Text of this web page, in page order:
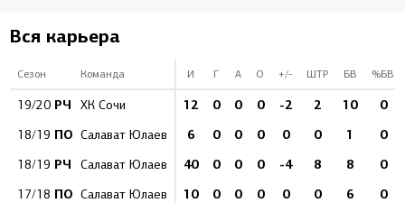
Вся карьера
Сезон Команда И Г А О +/- ШТР БВ %БВ
19/20 РЧ ХК Сочи 12 0 0 0 -2 2 10 0
18/19 ПО Салават Юлаев 6 0 0 0 0 0 1 0
18/19 РЧ Салават Юлаев 40 0 0 0 -4 8 8 0
17/18 ПО Салават Юлаев 10 0 0 0 0 0 6 0